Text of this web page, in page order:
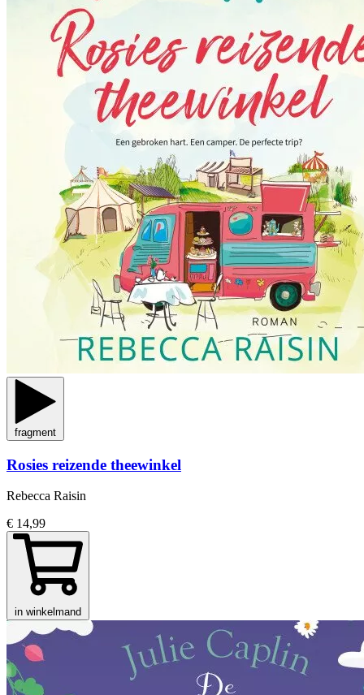
fragment
Rosies reizende theewinkel
Rebecca Raisin
€ 14,99
in winkelmand